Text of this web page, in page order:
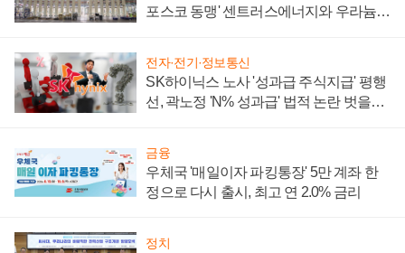
포스코 동맹' 센트러스에너지와 우라늄
전자·전기·정보통신
SK하이닉스 노사 '성과급 주식지급' 평행
선, 곽노정 'N% 성과급' 법적 논란 벗을지
금융
우체국 '매일이자 파킹통장' 5만 계좌 한
정으로 다시 출시, 최고 연 2.0% 금리
정치